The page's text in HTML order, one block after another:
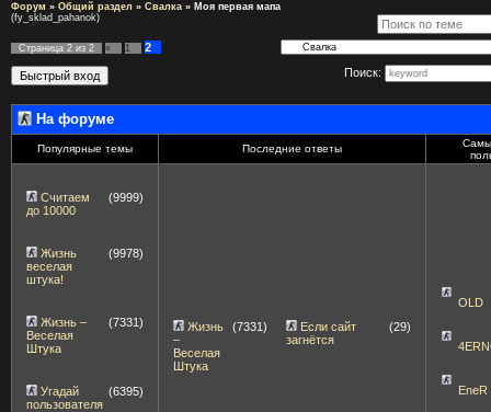
Форум » Общий раздел » Свалка » Моя первая мапа
(fy_sklad_pahanok)
Страница 2 из 2 « 1
2
Поиск:
На форуме
Популярные темы Последние ответы
Считаем
до 10000
(9999)
Жизнь
веселая
штука!
(9978)
Жизнь –
Веселая
Штука
(7331)
Угадай
пользователя
(6395)
Жизнь
–
Веселая
Штука
(7331)
Если сайт
загнётся
(29)
OLD
EneR